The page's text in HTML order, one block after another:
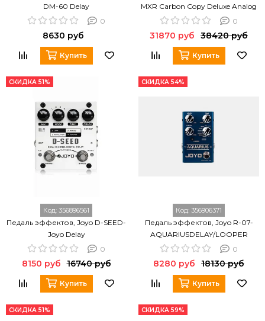
DM-60 Delay
0
8630 руб
Купить
MXR Carbon Copy Deluxe Analog
Delay
0
31870 руб 38420 руб
Купить
СКИДКА 51%
Код: 356896561
Педаль эффектов, Joyo D-SEED-
Joyo Delay
0
8150 руб 16740 руб
Купить
СКИДКА 54%
Код: 356906371
Педаль эффектов, Joyo R-07-
AQUARIUSDELAY/LOOPER
0
8280 руб 18130 руб
Купить
СКИДКА 51% СКИДКА 59%